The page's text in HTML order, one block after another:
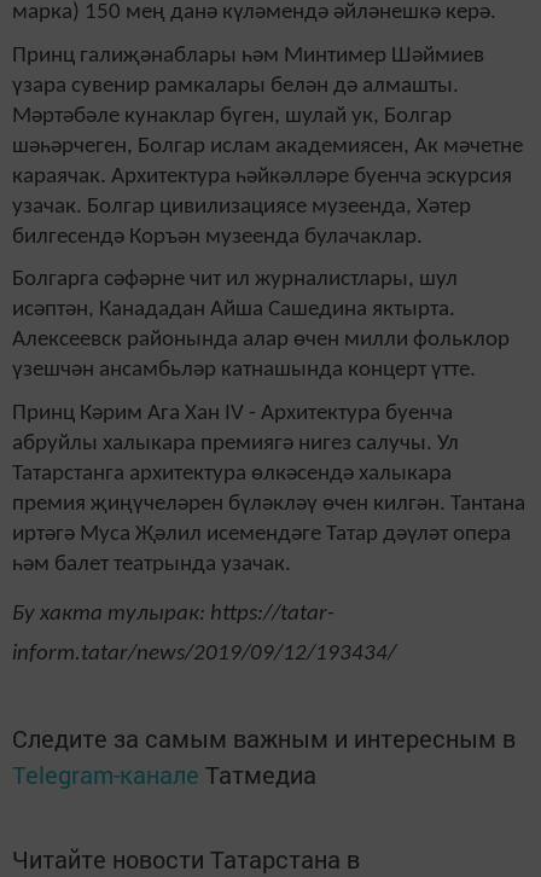
марка) 150 мең данә күләмендә әйләнешкә керә.
Принц галиҗәнаблары һәм Минтимер Шәймиев
үзара сувенир рамкалары белән дә алмашты.
Мәртәбәле кунаклар бүген, шулай ук, Болгар
шәһәрчеген, Болгар ислам академиясен, Ак мәчетне
караячак. Архитектура һәйкәлләре буенча эскурсия
узачак. Болгар цивилизациясе музеенда, Хәтер
билгесендә Коръән музеенда булачаклар.
Болгарга сәфәрне чит ил журналистлары, шул
исәптән, Канададан Айша Сашедина яктырта.
Алексеевск районында алар өчен милли фольклор
үзешчән ансамбьләр катнашында концерт үтте.
Принц Кәрим Ага Хан IV - Архитектура буенча
абруйлы халыкара премиягә нигез салучы. Ул
Татарстанга архитектура өлкәсендә халыкара
премия җиңүчеләрен бүләкләү өчен килгән. Тантана
иртәгә Муса Җәлил исемендәге Татар дәүләт опера
һәм балет театрында узачак.
Бу хакта тулырак: https://tatar-
inform.tatar/news/2019/09/12/193434/
Следите за самым важным и интересным в
Telegram-канале Татмедиа
Читайте новости Татарстана в